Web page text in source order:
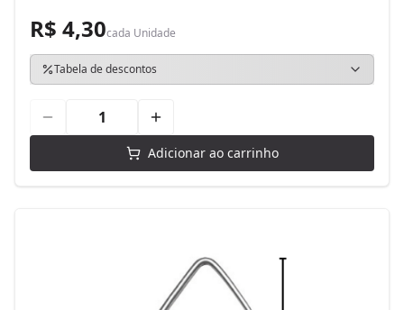
R$ 4,30cada Unidade
Tabela de descontos
Adicionar ao carrinho